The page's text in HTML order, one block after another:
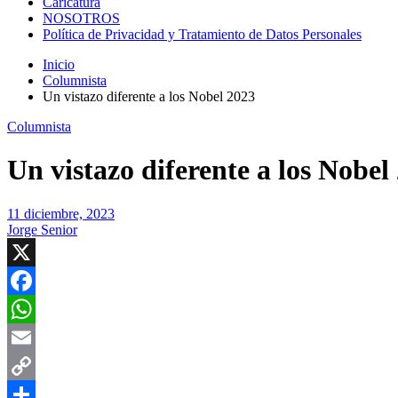
NOSOTROS
Política de Privacidad y Tratamiento de Datos Personales
Inicio
Columnista
Un vistazo diferente a los Nobel 2023
Columnista
Un vistazo diferente a los Nobel
11 diciembre, 2023
Jorge Senior
X
Facebook
WhatsApp
Email
Copy